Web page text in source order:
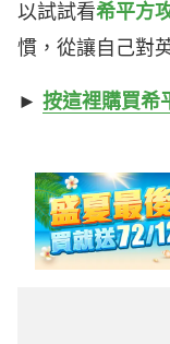
以試試看希平方
慣，從讓自己對
► 按這裡購買希